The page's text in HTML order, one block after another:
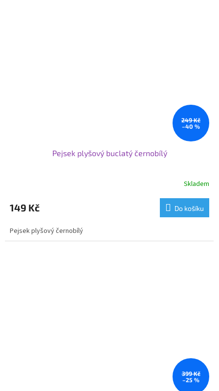
249 Kč
–40 %
Pejsek plyšový buclatý černobílý
Skladem
149 Kč Do košíku
Pejsek plyšový černobílý
399 Kč
–25 %